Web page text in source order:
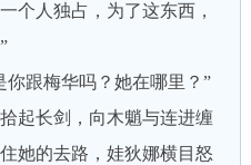
个人独占，为了这东西，
跟梅华吗？她在哪里？”
长剑，向木魈与连进缠
她的去路，娃狄娜横目怒